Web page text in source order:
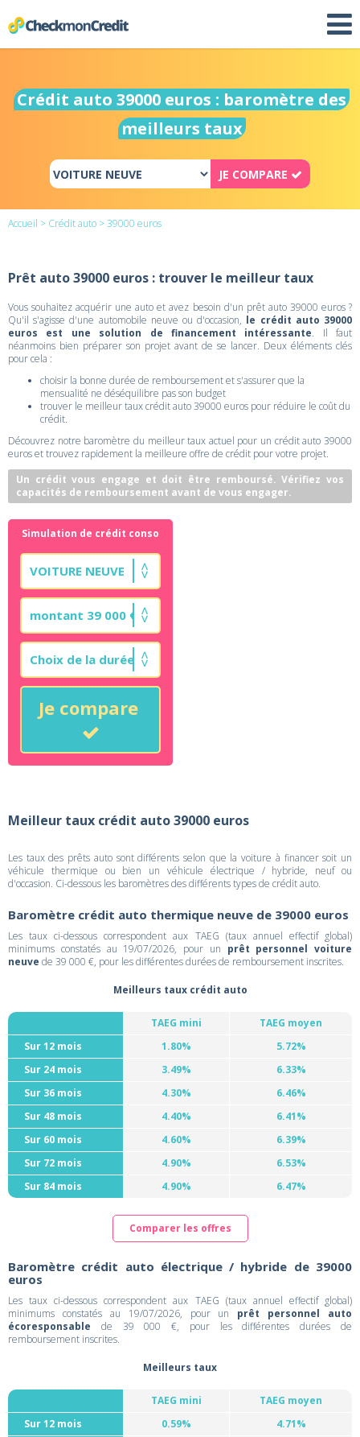
Crédit auto 39000 euros : baromètre des
meilleurs taux
JE COMPARE
Accueil > Crédit auto > 39000 euros
Prêt auto 39000 euros : trouver le meilleur taux
Vous souhaitez acquérir une auto et avez besoin d'un prêt auto 39000 euros ?
Qu'il s'agisse d'une automobile neuve ou d'occasion, le crédit auto 39000
euros est une solution de financement intéressante. Il faut
néanmoins bien préparer son projet avant de se lancer. Deux éléments clés
pour cela :
choisir la bonne durée de remboursement et s'assurer que la
mensualité ne déséquilibre pas son budget
trouver le meilleur taux crédit auto 39000 euros pour réduire le coût du
crédit.
Découvrez notre baromètre du meilleur taux actuel pour un crédit auto 39000
euros et trouvez rapidement la meilleure offre de crédit pour votre projet.
Un crédit vous engage et doit être remboursé. Vérifiez vos
capacités de remboursement avant de vous engager.
Simulation de crédit conso
Je compare
Meilleur taux crédit auto 39000 euros
Les taux des prêts auto sont différents selon que la voiture à financer soit un
véhicule thermique ou bien un véhicule électrique / hybride, neuf ou
d'occasion. Ci-dessous les baromètres des différents types de crédit auto.
Baromètre crédit auto thermique neuve de 39000 euros
Les taux ci-dessous correspondent aux TAEG (taux annuel effectif global)
minimums constatés au 19/07/2026, pour un prêt personnel voiture
neuve de 39 000 €, pour les différentes durées de remboursement inscrites.
Meilleurs taux crédit auto
TAEG mini
TAEG moyen
Sur 12 mois
1.80%
5.72%
Sur 24 mois
3.49%
6.33%
Sur 36 mois
4.30%
6.46%
Sur 48 mois
4.40%
6.41%
Sur 60 mois
4.60%
6.39%
Sur 72 mois
4.90%
6.53%
Sur 84 mois
4.90% 6.47%
Comparer les offres
Baromètre crédit auto électrique / hybride de 39000
euros
Les taux ci-dessous correspondent aux TAEG (taux annuel effectif global)
minimums constatés au 19/07/2026, pour un prêt personnel auto
écoresponsable de 39 000 €, pour les différentes durées de
remboursement inscrites.
Meilleurs taux
TAEG mini
TAEG moyen
Sur 12 mois
0.59%
4.71%